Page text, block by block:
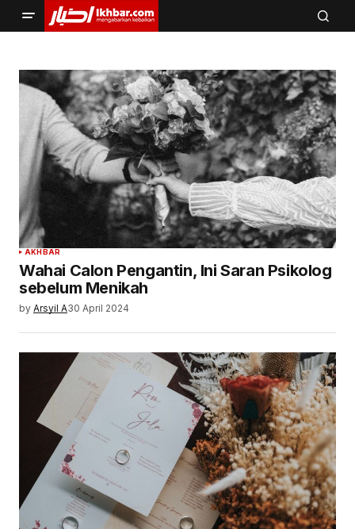
AKHBAR
Wahai Calon Pengantin, Ini Saran Psikolog
sebelum Menikah
by Arsyil A30 April 2024